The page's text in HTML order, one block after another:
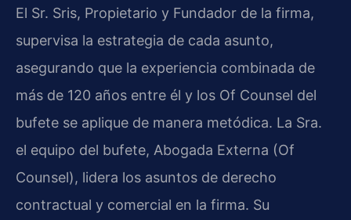
El Sr. Sris, Propietario y Fundador de la firma,
supervisa la estrategia de cada asunto,
asegurando que la experiencia combinada de
más de 120 años entre él y los Of Counsel del
bufete se aplique de manera metódica. La Sra.
el equipo del bufete, Abogada Externa (Of
Counsel), lidera los asuntos de derecho
contractual y comercial en la firma. Su